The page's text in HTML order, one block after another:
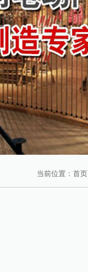
当前位置： 首页